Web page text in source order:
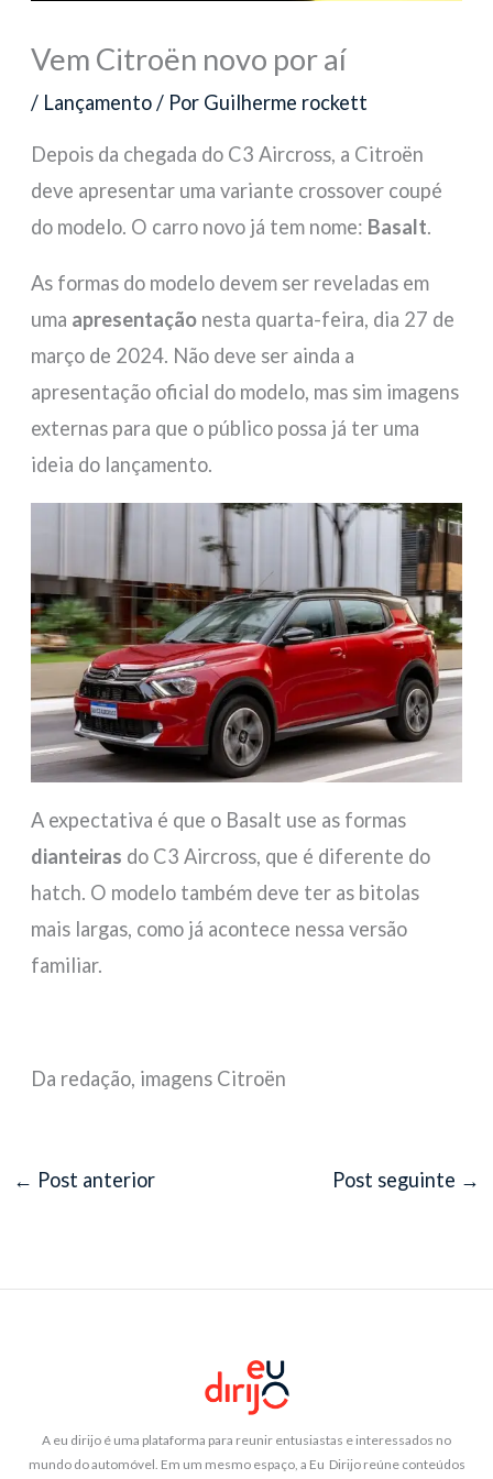
Vem Citroën novo por aí
/ Lançamento/ Por Guilherme rockett
Depois da chegada do C3 Aircross, a Citroën
deve apresentar uma variante crossover coupé
do modelo. O carro novo já tem nome: Basalt.
As formas do modelo devem ser reveladas em
uma apresentação nesta quarta-feira, dia 27 de
março de 2024. Não deve ser ainda a
apresentação oficial do modelo, mas sim imagens
externas para que o público possa já ter uma
ideia do lançamento.
A expectativa é que o Basalt use as formas
dianteiras do C3 Aircross, que é diferente do
hatch. O modelo também deve ter as bitolas
mais largas, como já acontece nessa versão
familiar.
Da redação, imagens Citroën
← Post anterior Post seguinte →
A eu dirijo é uma plataforma para reunir entusiastas e interessados no
mundo do automóvel. Em um mesmo espaço, a Eu Dirijo reúne conteúdos